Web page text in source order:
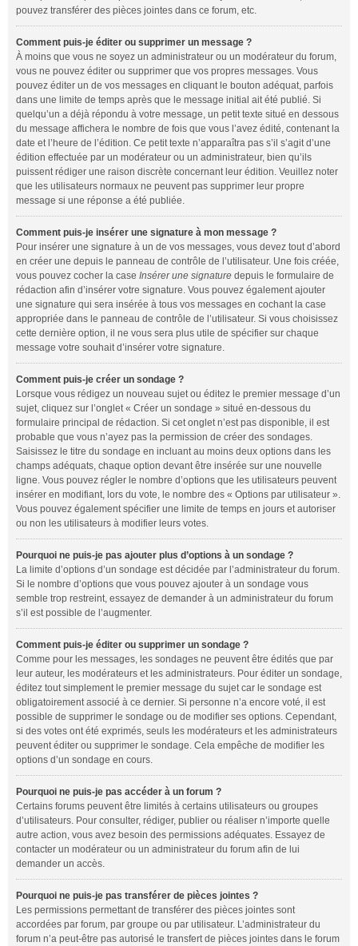
pouvez transférer des pièces jointes dans ce forum, etc.
Comment puis-je éditer ou supprimer un message ?
À moins que vous ne soyez un administrateur ou un modérateur du forum,
vous ne pouvez éditer ou supprimer que vos propres messages. Vous
pouvez éditer un de vos messages en cliquant le bouton adéquat, parfois
dans une limite de temps après que le message initial ait été publié. Si
quelqu’un a déjà répondu à votre message, un petit texte situé en dessous
du message affichera le nombre de fois que vous l’avez édité, contenant la
date et l’heure de l’édition. Ce petit texte n’apparaîtra pas s’il s’agit d’une
édition effectuée par un modérateur ou un administrateur, bien qu’ils
puissent rédiger une raison discrète concernant leur édition. Veuillez noter
que les utilisateurs normaux ne peuvent pas supprimer leur propre
message si une réponse a été publiée.
Comment puis-je insérer une signature à mon message ?
Pour insérer une signature à un de vos messages, vous devez tout d’abord
en créer une depuis le panneau de contrôle de l’utilisateur. Une fois créée,
vous pouvez cocher la case Insérer une signature depuis le formulaire de
rédaction afin d’insérer votre signature. Vous pouvez également ajouter
une signature qui sera insérée à tous vos messages en cochant la case
appropriée dans le panneau de contrôle de l’utilisateur. Si vous choisissez
cette dernière option, il ne vous sera plus utile de spécifier sur chaque
message votre souhait d’insérer votre signature.
Comment puis-je créer un sondage ?
Lorsque vous rédigez un nouveau sujet ou éditez le premier message d’un
sujet, cliquez sur l’onglet « Créer un sondage » situé en-dessous du
formulaire principal de rédaction. Si cet onglet n’est pas disponible, il est
probable que vous n’ayez pas la permission de créer des sondages.
Saisissez le titre du sondage en incluant au moins deux options dans les
champs adéquats, chaque option devant être insérée sur une nouvelle
ligne. Vous pouvez régler le nombre d’options que les utilisateurs peuvent
insérer en modifiant, lors du vote, le nombre des « Options par utilisateur ».
Vous pouvez également spécifier une limite de temps en jours et autoriser
ou non les utilisateurs à modifier leurs votes.
Pourquoi ne puis-je pas ajouter plus d’options à un sondage ?
La limite d’options d’un sondage est décidée par l’administrateur du forum.
Si le nombre d’options que vous pouvez ajouter à un sondage vous
semble trop restreint, essayez de demander à un administrateur du forum
s’il est possible de l’augmenter.
Comment puis-je éditer ou supprimer un sondage ?
Comme pour les messages, les sondages ne peuvent être édités que par
leur auteur, les modérateurs et les administrateurs. Pour éditer un sondage,
éditez tout simplement le premier message du sujet car le sondage est
obligatoirement associé à ce dernier. Si personne n’a encore voté, il est
possible de supprimer le sondage ou de modifier ses options. Cependant,
si des votes ont été exprimés, seuls les modérateurs et les administrateurs
peuvent éditer ou supprimer le sondage. Cela empêche de modifier les
options d’un sondage en cours.
Pourquoi ne puis-je pas accéder à un forum ?
Certains forums peuvent être limités à certains utilisateurs ou groupes
d’utilisateurs. Pour consulter, rédiger, publier ou réaliser n’importe quelle
autre action, vous avez besoin des permissions adéquates. Essayez de
contacter un modérateur ou un administrateur du forum afin de lui
demander un accès.
Pourquoi ne puis-je pas transférer de pièces jointes ?
Les permissions permettant de transférer des pièces jointes sont
accordées par forum, par groupe ou par utilisateur. L’administrateur du
forum n’a peut-être pas autorisé le transfert de pièces jointes dans le forum